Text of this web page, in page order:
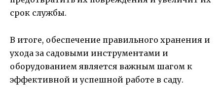
срок службы.
В итоге, обеспечение правильного хранения и
ухода за садовыми инструментами и
оборудованием является важным шагом к
эффективной и успешной работе в саду.